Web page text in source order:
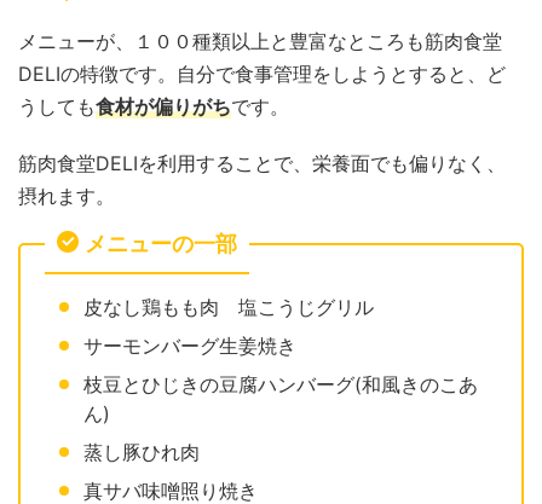
メニューが、１００種類以上と豊富なところも筋肉食堂
DELIの特徴です。自分で食事管理をしようとすると、ど
うしても食材が偏りがちです。
筋肉食堂DELIを利用することで、栄養面でも偏りなく、
摂れます。
メニューの一部
皮なし鶏もも肉 塩こうじグリル
サーモンバーグ生姜焼き
枝豆とひじきの豆腐ハンバーグ(和風きのこあ
ん)
蒸し豚ひれ肉
真サバ味噌照り焼き